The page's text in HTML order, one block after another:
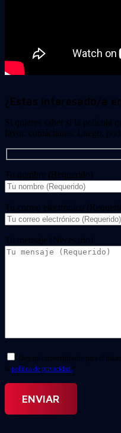
¿Estas interesado/a
Si quieres saber si la película
favor, contáctanos. Luego,
Tu nombre (Requerido)
Tu correo electrónico
Tu mensaje (Necesario)
Doy mi consentimiento para el
la política de privacidad. *